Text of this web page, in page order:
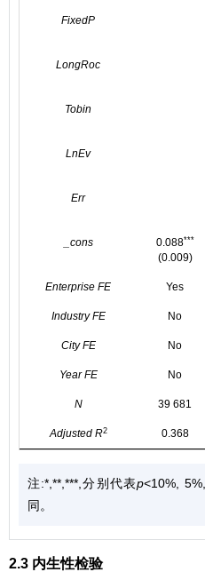
FixedP
LongRoc
Tobin
LnEv
Err
_cons 0.088***
(0.009)
Enterprise FE Yes
Industry FE No
City FE No
Year FE No
N 39 681
Adjusted R2 0.368
注:*,**,***,分别代表p<10%,
同。
2.3 内生性检验